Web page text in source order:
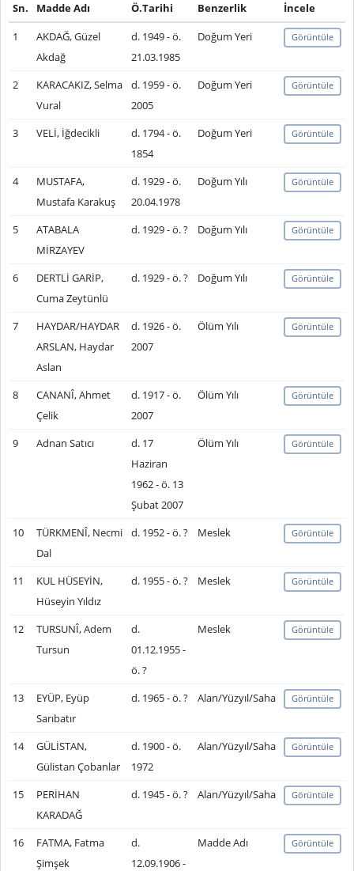
Sn. Madde Adı
Ö.Tarihi
Benzerlik
İncele
1
AKDAĞ, Güzel
Akdağ
d. 1949 - ö.
21.03.1985
Doğum Yeri Görüntüle
2
KARACAKIZ, Selma
Vural
d. 1959 - ö.
2005
Doğum Yeri Görüntüle
3 VELİ, İğdecikli
d. 1794 - ö.
1854
Doğum Yeri Görüntüle
4
MUSTAFA,
Mustafa Karakuş
d. 1929 - ö.
20.04.1978
Doğum Yılı Görüntüle
5
ATABALA
MİRZAYEV
d. 1929 - ö. ? Doğum Yılı Görüntüle
6
DERTLİ GARİP,
Cuma Zeytünlü
d. 1929 - ö. ? Doğum Yılı Görüntüle
7
HAYDAR/HAYDAR
ARSLAN, Haydar
Aslan
d. 1926 - ö.
2007
Ölüm Yılı Görüntüle
8
CANANÎ, Ahmet
Çelik
d. 1917 - ö.
2007
Ölüm Yılı Görüntüle
9 Adnan Satıcı
d. 17
Haziran
1962 - ö. 13
Şubat 2007
Ölüm Yılı Görüntüle
10
TÜRKMENÎ, Necmi
Dal
d. 1952 - ö. ? Meslek Görüntüle
11
KUL HÜSEYİN,
Hüseyin Yıldız
d. 1955 - ö. ? Meslek Görüntüle
12
TURSUNÎ, Adem
Tursun
d.
01.12.1955 -
ö. ?
Meslek Görüntüle
13
EYÜP, Eyüp
Sarıbatır
d. 1965 - ö. ? Alan/Yüzyıl/Saha Görüntüle
14
GÜLİSTAN,
Gülistan Çobanlar
d. 1900 - ö.
1972
Alan/Yüzyıl/Saha Görüntüle
15
PERİHAN
KARADAĞ
d. 1945 - ö. ? Alan/Yüzyıl/Saha Görüntüle
16
FATMA, Fatma
Şimşek
d.
12.09.1906 -
Madde Adı Görüntüle